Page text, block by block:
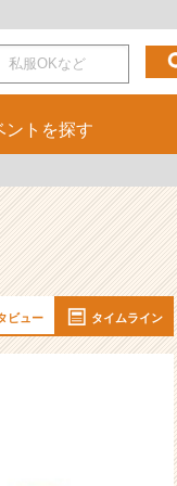
ント を探す
ビュー タイムライン